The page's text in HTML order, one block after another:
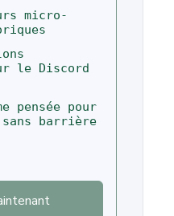
micro-
le Discord
pensée pour
barrière